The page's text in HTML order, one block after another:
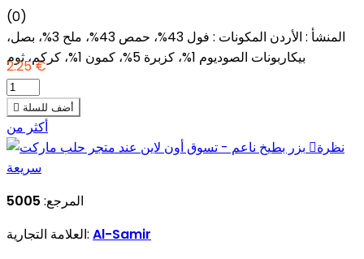
(0)
المنشأ : الأردن المكونات : فول 43%، حمص 43%، ملح 3%، بصل،
بيكاربونات الصوديوم 1%، كزبرة 5%، كمون 1%، كركم، ثوم
2.25 €
 أضف للسلة
أكثر من
نظرة
سريعة
المرجع: 5005
العلامة التجارية: Al-Samir